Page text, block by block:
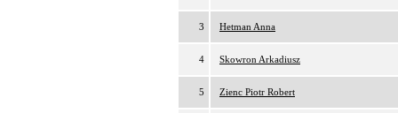
3 Hetman Anna
4 Skowron Arkadiusz
5 Zienc Piotr Robert